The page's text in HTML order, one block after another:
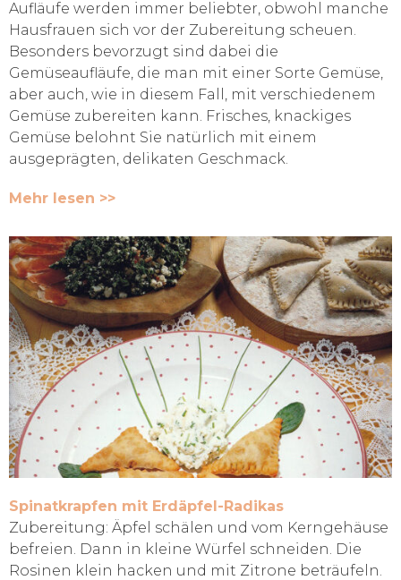
Aufläufe werden immer beliebter, obwohl manche
Hausfrauen sich vor der Zubereitung scheuen.
Besonders bevorzugt sind dabei die
Gemüseaufläufe, die man mit einer Sorte Gemüse,
aber auch, wie in diesem Fall, mit verschiedenem
Gemüse zubereiten kann. Frisches, knackiges
Gemüse belohnt Sie natürlich mit einem
ausgeprägten, delikaten Geschmack.
Mehr lesen >>
Spinatkrapfen mit Erdäpfel-Radikas
Zubereitung: Äpfel schälen und vom Kerngehäuse
befreien. Dann in kleine Würfel schneiden. Die
Rosinen klein hacken und mit Zitrone beträufeln.